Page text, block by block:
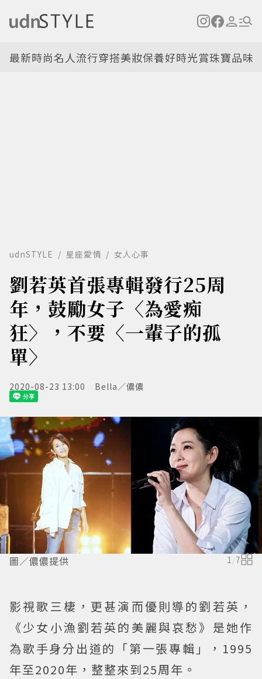
最新時尚名人流行穿搭美妝保養好時光賞珠寶品味
udnSTYLE 星座愛情 女人心事
劉若英首張專輯發行25周
年，鼓勵女子〈為愛痴
狂〉，不要〈一輩子的孤
單〉
2020-08-23 13:00 Bella／儂儂
圖／儂儂提供 1/7
影視歌三棲，更甚演而優則導的劉若英，
《少女小漁劉若英的美麗與哀愁》是她作
為歌手身分出道的「第一張專輯」，1995
年至2020年，整整來到25周年。